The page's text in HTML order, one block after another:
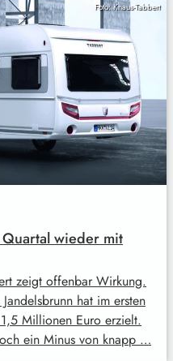
Foto: Knaus-Tabbert
wieder mit
zeigt offenbar Wirkung.
hat im ersten
Millionen Euro erzielt.
ein Minus von knapp …